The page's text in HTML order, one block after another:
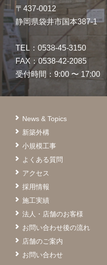
〒437-0012
静岡県袋井市国本387-1
TEL：0538-45-3150
FAX：0538-42-2085
受付時間：9:00 〜 17:00
News & Topics
新築外構
小規模工事
よくある質問
アクセス
採用情報
施工実績
法人・店舗のお客様
お問い合わせ後の流れ
店舗のご案内
お問い合わせ